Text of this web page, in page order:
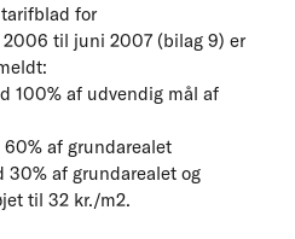
for
til juni 2007 (bilag 9) er
100% af udvendig mål af
af grundarealet
af grundarealet og
til 32 kr./m2.